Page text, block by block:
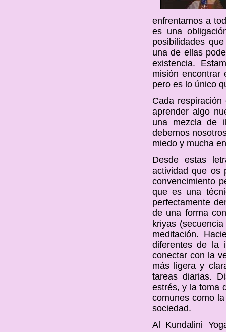
enfrentamos a
es una
posibilidades
una de ellas
existencia.
misión encontrar
pero es lo único
Cada
aprender algo
una mezcla de
debemos
miedo y mucha
Desde estas
actividad que os
convencimiento
que es una
perfectamente
de una forma
kriyas
meditación.
diferentes de la
conectar con la
más ligera y
tareas diarias.
estrés, y la toma
comunes como
sociedad.
Al Kundalini